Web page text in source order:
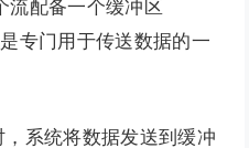
流配备一个缓冲区
专门用于传送数据的一
系统将数据发送到缓冲